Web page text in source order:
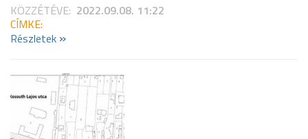
KÖZZÉTÉVE: 2022.09.08. 11:22
CÍMKE:
Részletek »